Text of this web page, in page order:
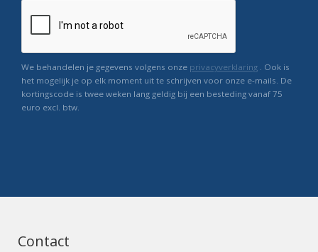
We behandelen je gegevens volgens onze privacyverklaring . Ook is
het mogelijk je op elk moment uit te schrijven voor onze e-mails. De
kortingscode is twee weken lang geldig bij een besteding vanaf 75
euro excl. btw.
Contact